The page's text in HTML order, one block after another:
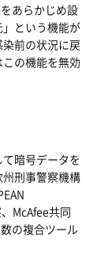
あらかじめ設
という機能が
前の状況に戻
の機能を無効
暗号データを
刑事警察機構
McAfee共同
の複合ツール